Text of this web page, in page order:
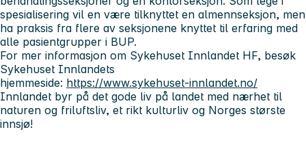
spesialisering vil en være tilknyttet en almennseksjon, men
ha praksis fra flere av seksjonene knyttet til erfaring med
alle pasientgrupper i BUP.
For mer informasjon om Sykehuset Innlandet HF, besøk
Sykehuset Innlandets
hjemmeside: https://www.sykehuset-innlandet.no/
Innlandet byr på det gode liv på landet med nærhet til
naturen og friluftsliv, et rikt kulturliv og Norges største
innsjø!